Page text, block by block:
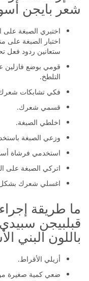
شعر بايجن
اختبري الصبغة
اختبار الصبغة على
ستعانين ردود فعل
قومي بوضع
التلطخ.
فكي تشابكات شعرك
قسمي شعرك.
اخلطي الصبغة.
وزعي الصبغة
استخدمي فرشاة
اتركي الصبغة على
اغسلي شعرك
ما طريقة
قبلبيجن
باللون البني الأسود 882
أزيلي الأقراط.
ضعي كمية صغيرة من